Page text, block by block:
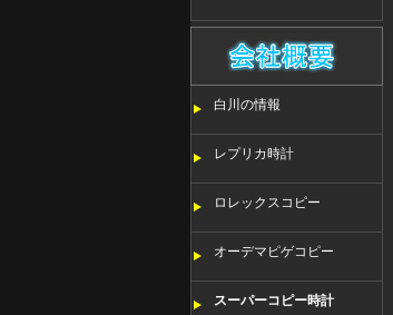
白川の情報
レプリカ時計
ロレックスコピー
オーデマピゲコピー
スーパーコピー時計